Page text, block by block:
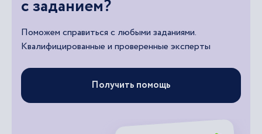
с заданием?
Поможем справиться с любыми заданиями.
Квалифицированные и проверенные эксперты
Получить помощь